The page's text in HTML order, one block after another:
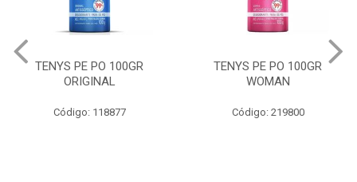
TENYS PE PO 100GR
ORIGINAL
Código: 118877
TENYS PE PO 100GR
WOMAN
Código: 219800